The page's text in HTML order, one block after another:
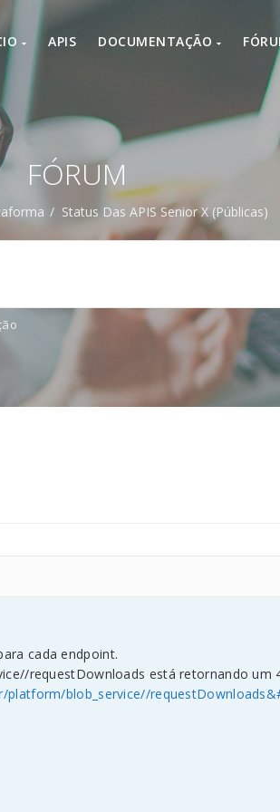
APIS DOCUMENTAÇÃO
FÓRUM
/ Status Das APIS Senior X (públicas)
cada endpoint.
requestDownloads está retornando um
platform/blob_service//